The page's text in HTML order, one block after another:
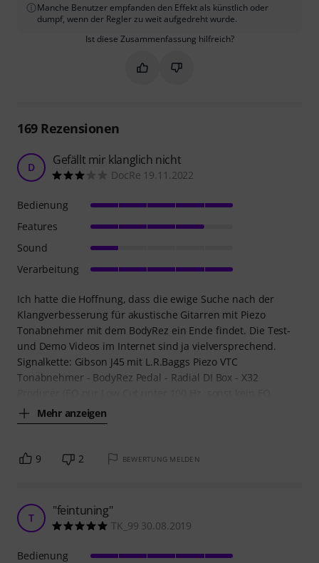
Manche Benutzer empfanden den Effekt als künstlich oder
dumpf, wenn der Regler zu weit aufgedreht wurde.
Ist diese Zusammenfassung hilfreich?
Markieren Sie diese
Markieren Sie diese
169Rezensionen
D Gefällt mir klanglich nicht
DocRe 19.11.2022
Ich hatte die Hoffnung, dass die ewige Suche nach der
Klangverbesserung für akustische Gitarren mit Piezo
Tonabnehmer mit dem BodyRez ein Ende findet. Die Test-
und Demo Videos im Internet sind ja vielversprechend.
Signalkette: Gibson J45 mit L.R.Baggs Piezo VTC
Tonabnehmer - BodyRez Pedal - Radial DI Box - X32
Mehr anzeigen
Bedienung
Features
Sound
Verarbeitung
9 2 BEWERTUNG MELDEN
T "feintuning"
TK_99 30.08.2019
Bedienung